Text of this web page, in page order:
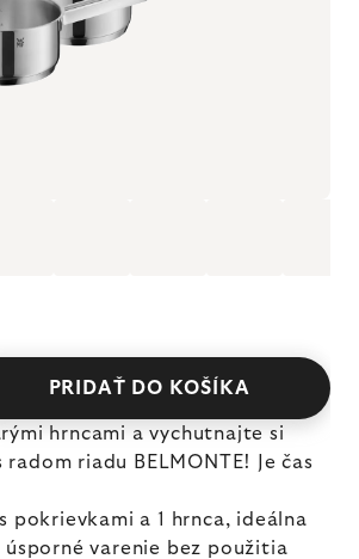
PRIDAŤ DO KOŠÍKA
hrncami a vychutnajte si
riadu BELMONTE! Je čas
pokrievkami a 1 hrnca, ideálna
úsporné varenie bez použitia